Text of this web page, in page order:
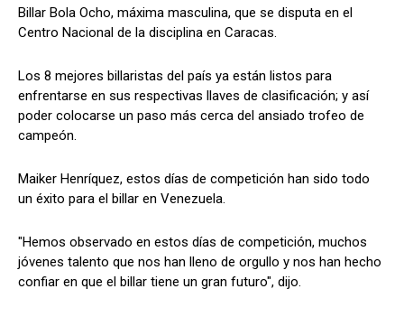
Billar Bola Ocho, máxima masculina, que se disputa en el
Centro Nacional de la disciplina en Caracas.
Los 8 mejores billaristas del país ya están listos para
enfrentarse en sus respectivas llaves de clasificación; y así
poder colocarse un paso más cerca del ansiado trofeo de
campeón.
Maiker Henríquez, estos días de competición han sido todo
un éxito para el billar en Venezuela.
"Hemos observado en estos días de competición, muchos
jóvenes talento que nos han lleno de orgullo y nos han hecho
confiar en que el billar tiene un gran futuro", dijo.